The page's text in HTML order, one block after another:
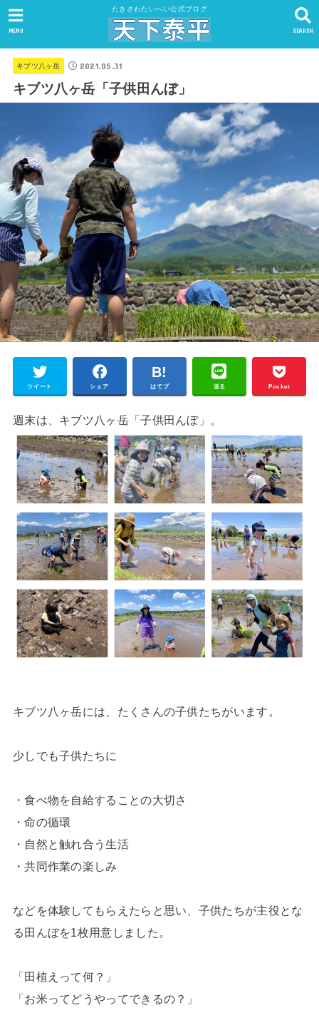
たきさわたいへい公式ブログ
SEARCH
MENU
キブツ八ヶ岳 2021.05.31
キブツ八ヶ岳「子供田んぼ」
ツイート シェア はてブ 送る Pocket
週末は、キブツ八ヶ岳「子供田んぼ」。
キブツ八ヶ岳には、たくさんの子供たちがいます。
少しでも子供たちに
・食べ物を自給することの大切さ
・命の循環
・自然と触れ合う生活
・共同作業の楽しみ
などを体験してもらえたらと思い、子供たちが主役とな
る田んぼを1枚用意しました。
「田植えって何？」
「お米ってどうやってできるの？」